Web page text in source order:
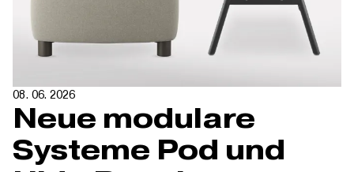
08. 06. 2026
Neue modulare
Systeme Pod und